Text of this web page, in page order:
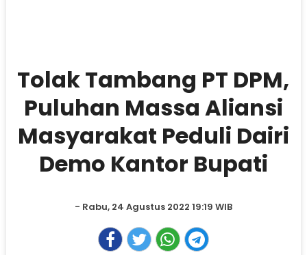
Tolak Tambang PT DPM,
Puluhan Massa Aliansi
Masyarakat Peduli Dairi
Demo Kantor Bupati
- Rabu, 24 Agustus 2022 19:19 WIB